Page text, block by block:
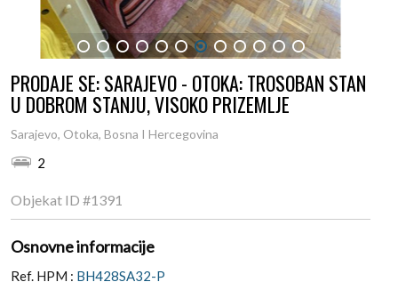
1 2 3 4 5 6 7 8 9 10 11 12
PRODAJE SE: SARAJEVO - OTOKA: TROSOBAN STAN
U DOBROM STANJU, VISOKO PRIZEMLJE
Sarajevo, Otoka, Bosna I Hercegovina
2
Objekat ID #1391
Osnovne informacije
Ref. HPM : BH428SA32-P